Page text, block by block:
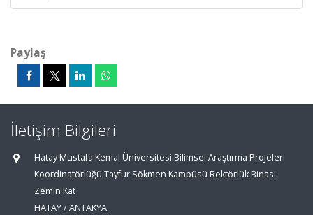
Paylaş
İletişim Bilgileri
Hatay Mustafa Kemal Üniversitesi Bilimsel Araştırma Projeleri
Koordinatörlüğü Tayfur Sökmen Kampüsü Rektörlük Binası
Zemin Kat
HATAY / ANTAKYA